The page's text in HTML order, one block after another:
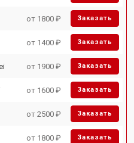
от 1800 ₽ Заказать
от 1400 ₽ Заказать
от 1900 ₽ Заказать
от 1600 ₽ Заказать
от 2500 ₽ Заказать
от 1800 ₽ Заказать